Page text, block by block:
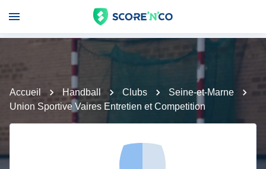
Accueil Handball Clubs
Seine-et-Marne
Union Sportive Vaires Entretien et Competition